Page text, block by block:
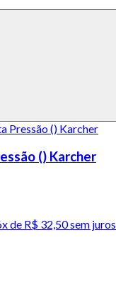
() Karcher
de R$ 32,50 sem juros